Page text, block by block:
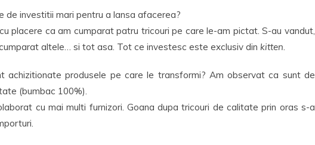
de investitii mari pentru a lansa afacerea?
placere ca am cumparat patru tricouri pe care le-am pictat. S-au vandut,
altele… si tot asa. Tot ce investesc este exclusiv din kitten.
achizitionate produsele pe care le transformi? Am observat ca sunt de
(bumbac 100%).
cu mai multi furnizori. Goana dupa tricouri de calitate prin oras s-a